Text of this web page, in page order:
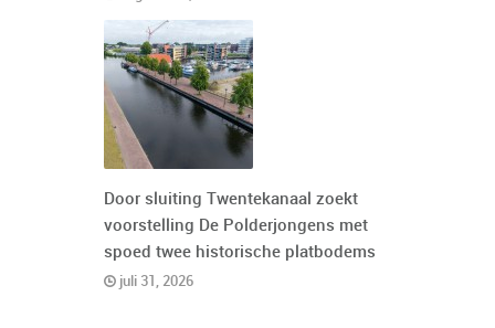
Door sluiting Twentekanaal zoekt
voorstelling De Polderjongens met
spoed twee historische platbodems
juli 31, 2026